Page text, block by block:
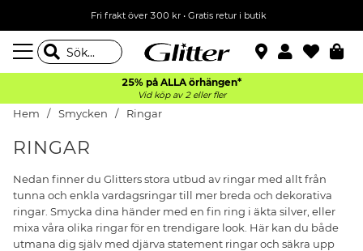
Fri frakt över 300 kr• Gratis retur i butik
25% på ALLA örhängen*
Vid köp av 2 eller fler
Hem Smycken Ringar
RINGAR
Nedan finner du Glitters stora utbud av ringar med allt från
tunna och enkla vardagsringar till mer breda och dekorativa
ringar. Smycka dina händer med en fin ring i äkta silver, eller
mixa våra olika ringar för en trendigare look. Här kan du både
utmana dig själv med djärva statement ringar och säkra upp